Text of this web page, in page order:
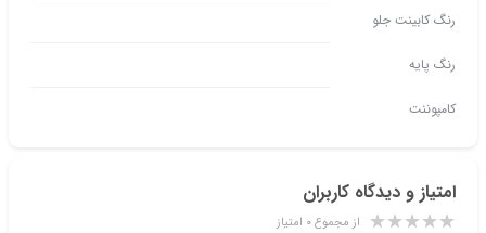
رنگ کابینت جلو
رنگ پایه
کامپوننت
امتیاز و دیدگاه کاربران
از مجموع ۰ امتیاز